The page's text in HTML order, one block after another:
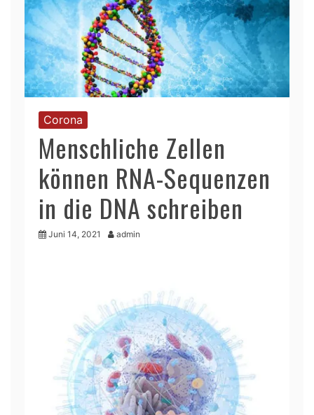
Corona
Menschliche Zellen
können RNA-Sequenzen
in die DNA schreiben
Juni 14, 2021 admin